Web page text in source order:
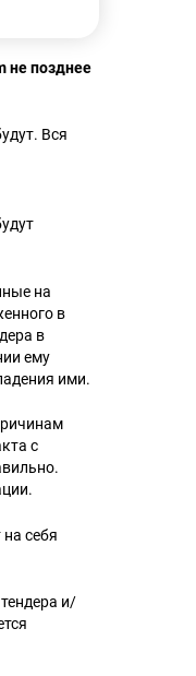
не позднее
Вся
на
в
в
ему
ими.
с
себя
и/